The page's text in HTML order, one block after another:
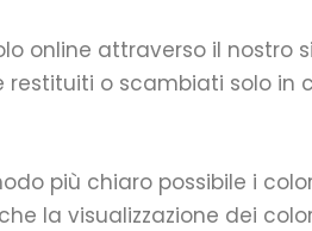
online attraverso il nostro
o scambiati solo
più chiaro possibile i
la visualizzazione dei